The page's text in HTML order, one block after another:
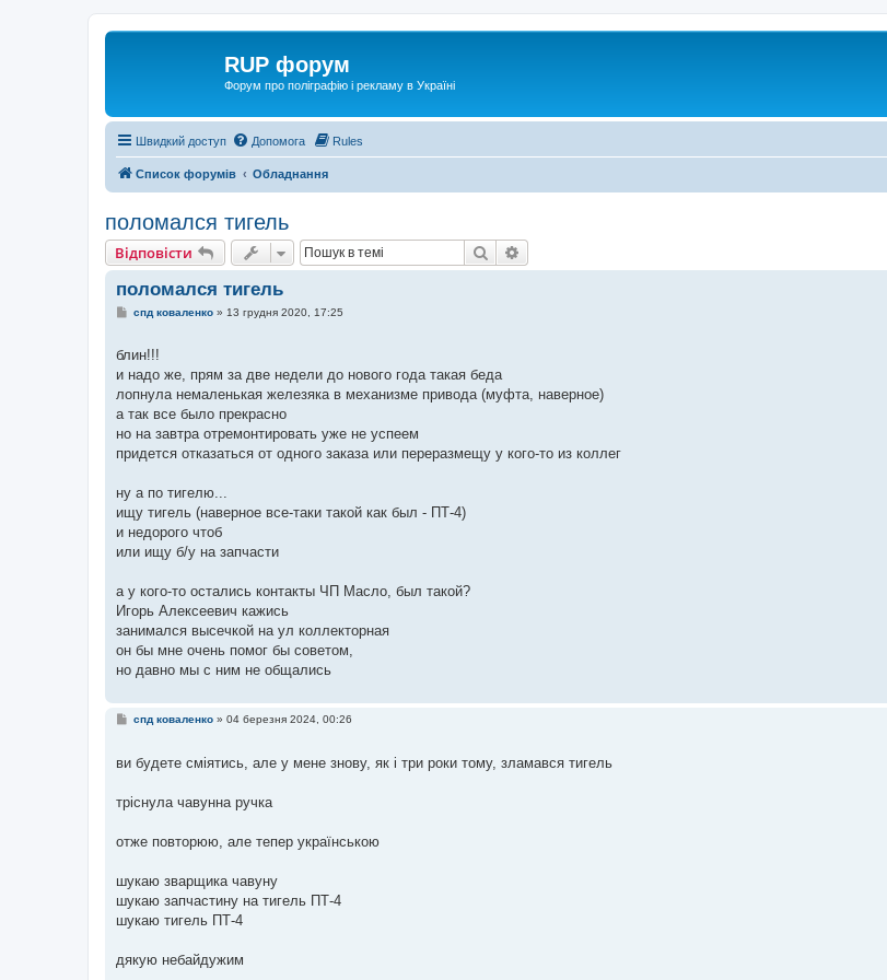
RUP форум
Форум про поліграфію і рекламу в Україні
Швидкий доступ Допомога Rules
Список форумів Обладнання
поломался тигель
Відповісти Пошук
поломался тигель
П
і
д
о
м
л
е
н
н
я
спд коваленко» 13 грудня 2020, 17:25
блин!!!
и надо же, прям за две недели до нового года такая беда
лопнула немаленькая железяка в механизме привода (муфта, наверное)
а так все было прекрасно
но на завтра отремонтировать уже не успеем
придется отказаться от одного заказа или переразмещу у кого-то из коллег
ну а по тигелю...
ищу тигель (наверное все-таки такой как был - ПТ-4)
и недорого чтоб
или ищу б/у на запчасти
а у кого-то остались контакты ЧП Масло, был такой?
Игорь Алексеевич кажись
занимался высечкой на ул коллекторная
он бы мне очень помог бы советом,
но давно мы с ним не общались
П
д
м
л
н
спд коваленко» 04 березня 2024, 00:26
ви будете сміятись, але у мене знову, як і три роки тому, зламався тигель
тріснула чавунна ручка
отже повторюю, але тепер українською
шукаю зварщика чавуну
шукаю запчастину на тигель ПТ-4
шукаю тигель ПТ-4
дякую небайдужим